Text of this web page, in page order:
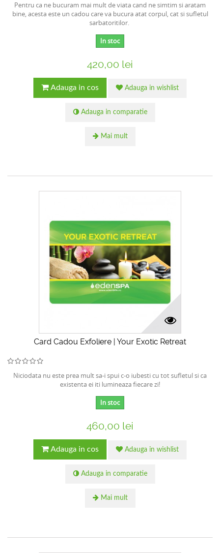
Pentru ca ne bucuram mai mult de viata cand ne simtim si aratam
bine, acesta este un cadou care va bucura atat corpul, cat si sufletul
sarbatoritilor.
In stoc
420,00 lei
Adauga in cos Adauga in wishlist
Adauga in comparatie
Mai mult
Card Cadou Exfoliere | Your Exotic Retreat
Niciodata nu este prea mult sa-i spui c-o iubesti cu tot sufletul si ca
existenta ei iti lumineaza fiecare zi!
In stoc
460,00 lei
Adauga in cos Adauga in wishlist
Adauga in comparatie
Mai mult